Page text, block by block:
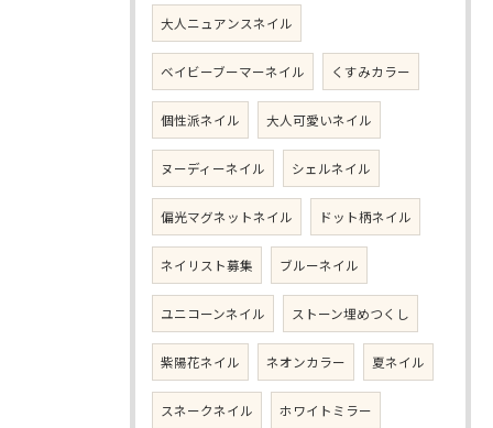
大人ニュアンスネイル
ベイビーブーマーネイル くすみカラー
個性派ネイル 大人可愛いネイル
ヌーディーネイル シェルネイル
偏光マグネットネイル ドット柄ネイル
ネイリスト募集 ブルーネイル
ユニコーンネイル ストーン埋めつくし
紫陽花ネイル ネオンカラー 夏ネイル
スネークネイル ホワイトミラー